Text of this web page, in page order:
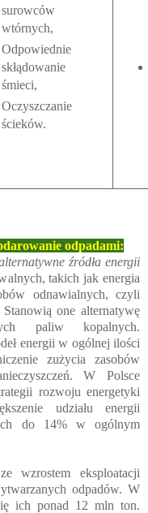
surowców
wtórnych,
Odpowiednie
skłądowanie
śmieci,
Oczyszczanie
ścieków.
odpadami:
źródła energii
takich jak energia
odnawialnych, czyli
one alternatywę
paliw kopalnych.
energii w ogólnej ilości
zużycia zasobów
W Polsce
rozwoju energetyki
udziału energii
do 14% w ogólnym
wzrostem eksploatacji
odpadów. W
ich ponad 12 mln ton.